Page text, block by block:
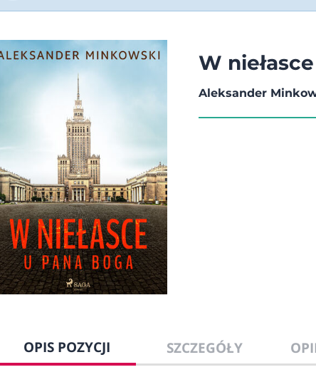
W
Aleksander
OPIS POZYCJI SZCZEGÓŁY